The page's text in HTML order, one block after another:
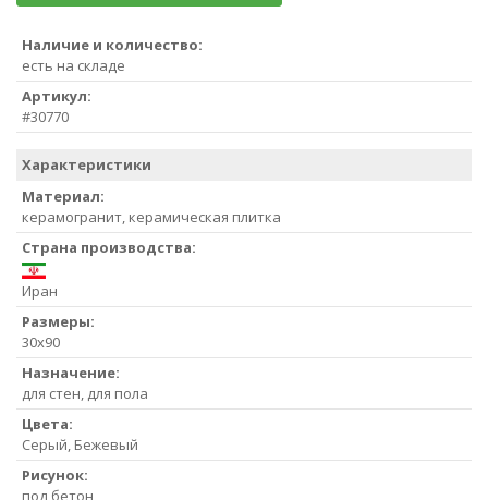
Наличие и количество:
есть на складе
Артикул:
#30770
Характеристики
Материал:
керамогранит, керамическая плитка
Страна производства:
Иран
Размеры:
30x90
Назначение:
для стен, для пола
Цвета:
Серый, Бежевый
Рисунок:
под бетон